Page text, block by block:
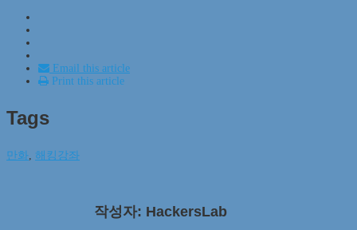
Email this article
Print this article
Tags
만화 해킹강좌
작성자: HackersLab